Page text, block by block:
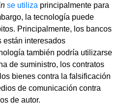
se utiliza principalmente para
la tecnología puede
Principalmente, los bancos
están interesados
también podría utilizarse
de suministro, los contratos
bienes contra la falsificación
de comunicación contra
de autor.